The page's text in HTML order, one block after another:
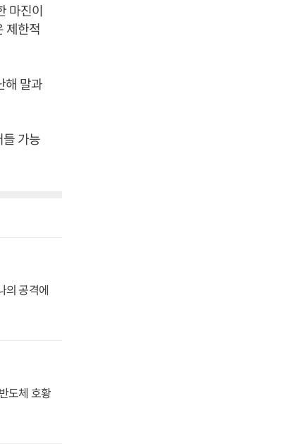
마진이
제한적
해 말과
가능
의 공격에
도체 호황